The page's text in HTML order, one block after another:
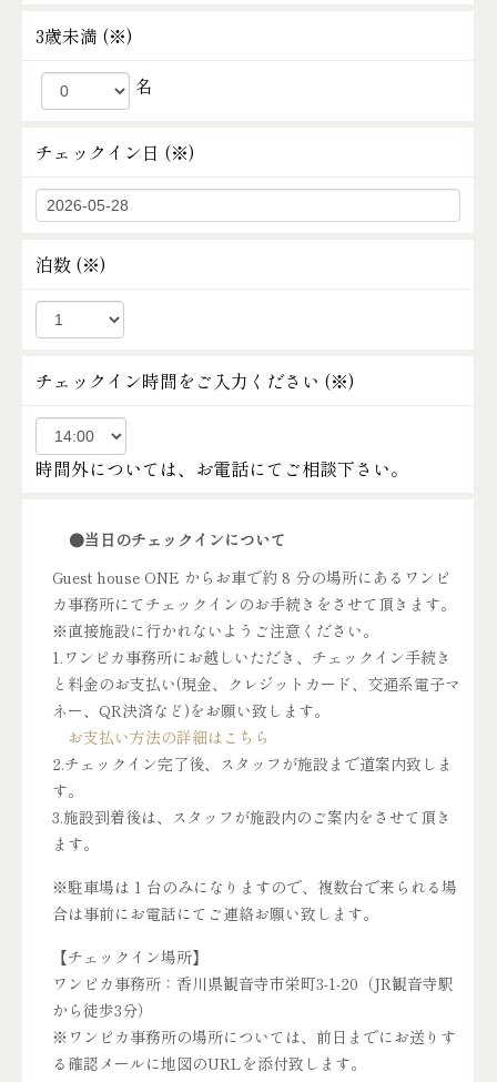
3歳未満 (※)
名
チェックイン日 (※)
泊数 (※)
チェックイン時間をご入力ください (※)
時間外については、お電話にてご相談下さい。
●当日のチェックインについて
Guest house ONE からお車で約 8 分の場所にあるワンピ
カ事務所にてチェックインのお手続きをさせて頂きます。
※直接施設に行かれないようご注意ください。
1.ワンピカ事務所にお越しいただき、チェックイン手続き
と料金のお支払い(現金、クレジットカード、交通系電子マ
ネー、QR決済など)をお願い致します。
お支払い方法の詳細はこちら
2.チェックイン完了後、スタッフが施設まで道案内致しま
す。
3.施設到着後は、スタッフが施設内のご案内をさせて頂き
ます。
※駐車場は 1 台のみになりますので、複数台で来られる場
合は事前にお電話にてご連絡お願い致します。
【チェックイン場所】
ワンピカ事務所：香川県観音寺市栄町3-1-20（JR観音寺駅
から徒歩3分）
※ワンピカ事務所の場所については、前日までにお送りす
る確認メールに地図のURLを添付致します。